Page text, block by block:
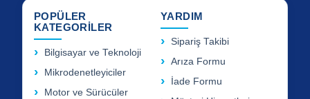
POPÜLER
KATEGORİLER
Bilgisayar ve Teknoloji
Mikrodenetleyiciler
Motor ve Sürücüler
YARDIM
Sipariş Takibi
Arıza Formu
İade Formu